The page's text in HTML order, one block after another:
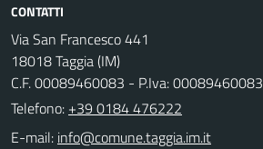
CONTATTI
Via San Francesco 441
18018 Taggia (IM)
C.F. 00089460083 - P.Iva: 00089460083
Telefono: +39 0184 476222
E-mail: